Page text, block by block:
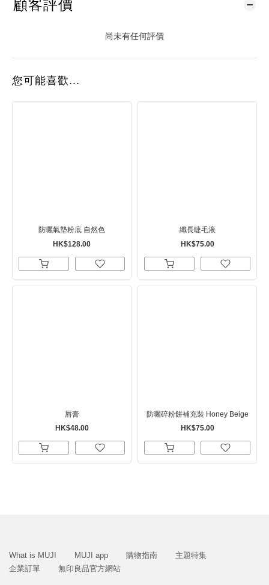
顧客評價
尚未有任何評價
您可能喜歡...
防曬氣墊粉底 自然色
HK$128.00
纖長睫毛液
HK$75.00
唇膏
HK$48.00
防曬碎粉餅補充裝 Honey Beige
HK$75.00
What is MUJI MUJI app 購物指南
主題特集
企業訂單
無印良品官方網站